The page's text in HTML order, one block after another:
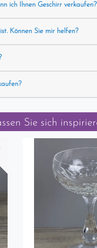
ich Ihnen Geschirr verkaufen?
Können Sie mir helfen?
Sie sich